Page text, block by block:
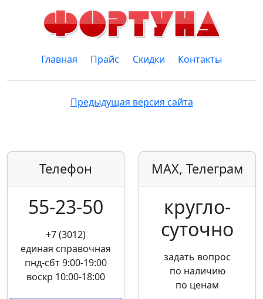
Главная Прайс Скидки Контакты
Предыдущая версия сайта
Телефон
55-23-50
+7 (3012)
единая справочная
пнд-сбт 9:00-19:00
воскр 10:00-18:00
MAX, Телеграм
кругло­
суточно
задать вопрос
по наличию
по ценам